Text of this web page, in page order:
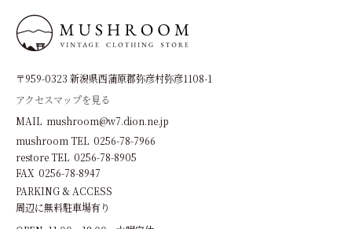
〒959-0323 新潟県西蒲原郡弥彦村弥彦1108-1
アクセスマップを見る
MAIL mushroom@w7.dion.ne.jp
mushroom TEL 0256-78-7966
restore TEL 0256-78-8905
FAX 0256-78-8947
PARKING & ACCESS
周辺に無料駐車場有り